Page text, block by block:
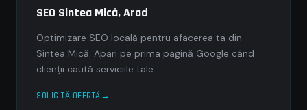
SEO Sintea Mică, Arad
Optimizare SEO locală pentru afacerea ta din
Sintea Mică. Apari pe prima pagină Google când
clienții caută serviciile tale.
SOLICITĂ OFERTĂ